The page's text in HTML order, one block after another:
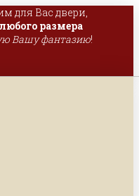
для Вас двери,
любого размера
Вашу фантазию!